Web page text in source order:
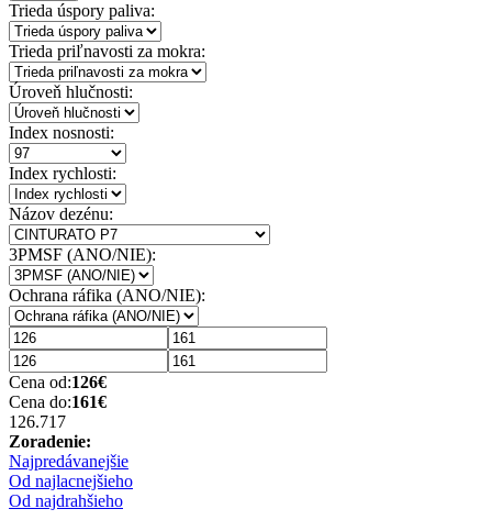
Trieda úspory paliva:
Trieda priľnavosti za mokra:
Úroveň hlučnosti:
Index nosnosti:
Index rychlosti:
Názov dezénu:
3PMSF (ANO/NIE):
Ochrana ráfika (ANO/NIE):
Cena od:126€
Cena do:161€
126.71 7
Zoradenie:
Najpredávanejšie
Od najlacnejšieho
Od najdrahšieho